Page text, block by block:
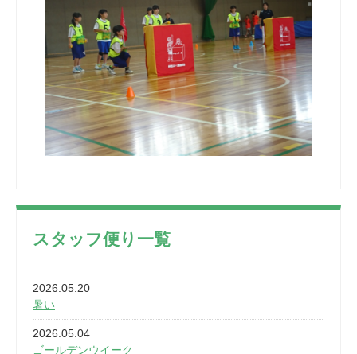
スタッフ便り一覧
2026.05.20
暑い
2026.05.04
ゴールデンウイーク